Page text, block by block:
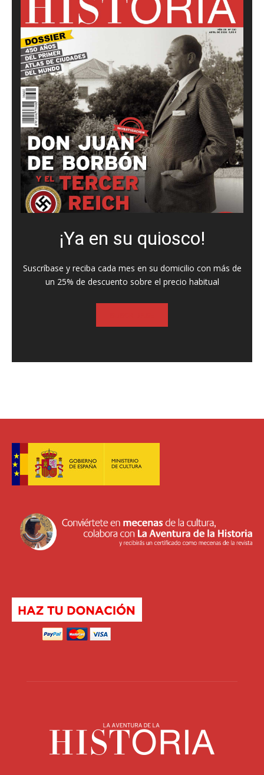
¡Ya en su quiosco!
Suscríbase y reciba cada mes en su domicilio con más de
un 25% de descuento sobre el precio habitual